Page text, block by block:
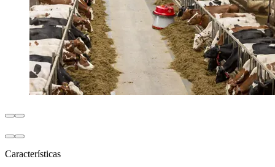
Características